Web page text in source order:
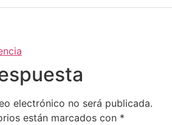
electrónico no será publicada.
están marcados con *